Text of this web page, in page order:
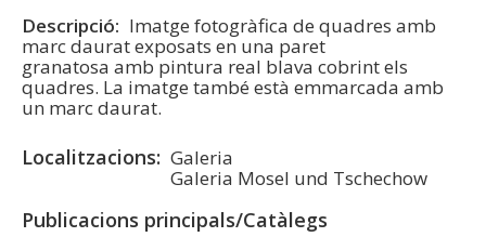
Descripció
Imatge fotogràfica de quadres amb
marc daurat exposats en una paret
granatosa amb pintura real blava cobrint els
quadres. La imatge també està emmarcada amb
un marc daurat.
Localitzacions
Galeria
Galeria Mosel und Tschechow
Publicacions principals/Catàlegs